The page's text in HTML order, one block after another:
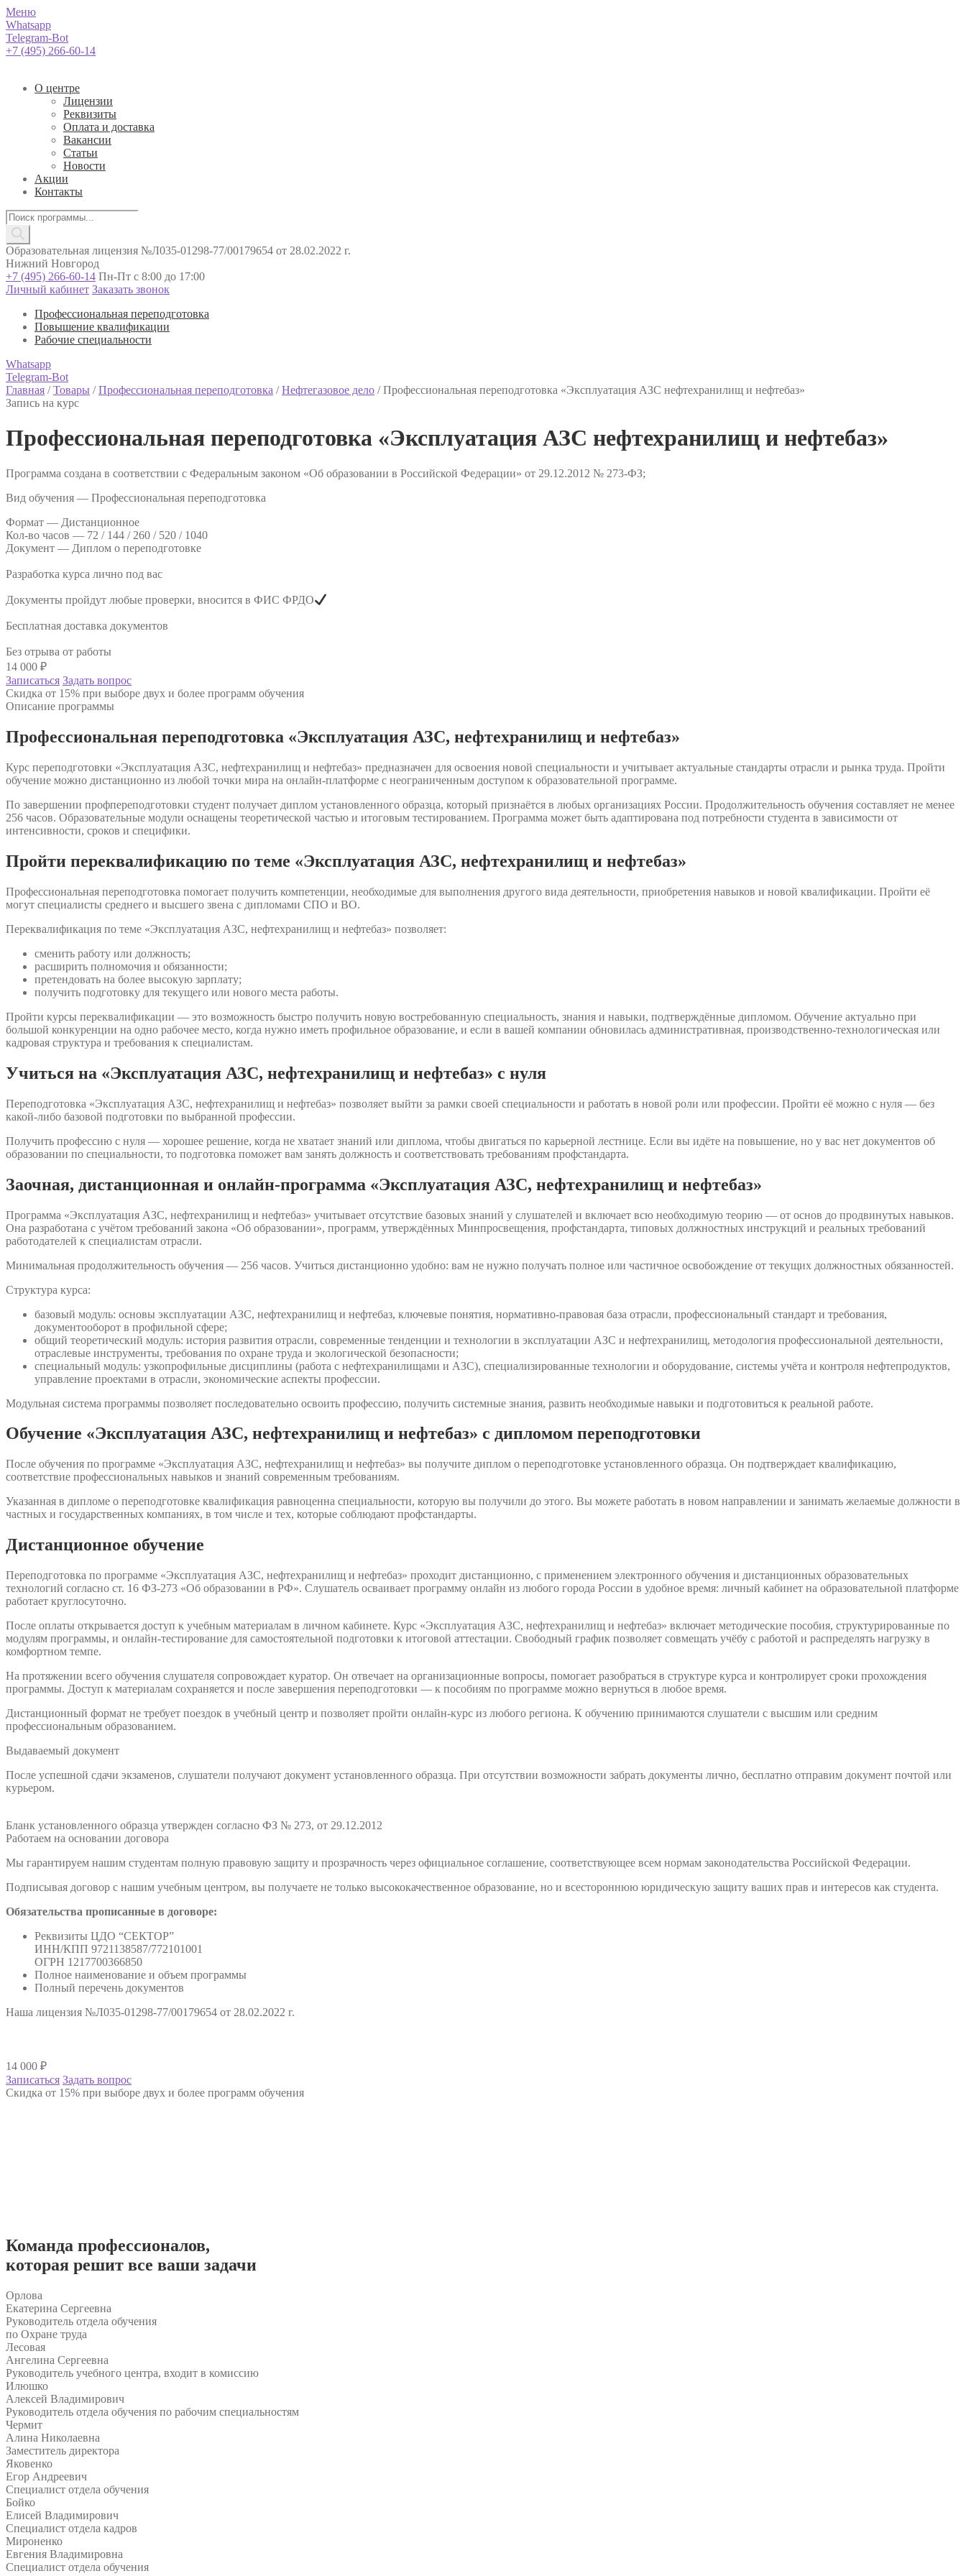
Меню
Whatsapp
Telegram-Bot
+7 (495) 266-60-14
О центре
Лицензии
Реквизиты
Оплата и доставка
Вакансии
Статьи
Новости
Акции
Контакты
Поиск
товаров
Образовательная лицензия №Л035-01298-77/00179654 от 28.02.2022 г.
Нижний Новгород
+7 (495) 266-60-14 Пн-Пт с 8:00 до 17:00
Личный кабинет Заказать звонок
Профессиональная переподготовка
Повышение квалификации
Рабочие специальности
Whatsapp
Telegram-Bot
Главная /Товары /Профессиональная переподготовка /Нефтегазовое дело /Профессиональная переподготовка «Эксплуатация АЗС нефтехранилищ и нефтебаз»
Запись на курс
Профессиональная переподготовка «Эксплуатация АЗС нефтехранилищ и нефтебаз»
Программа создана в соответствии с Федеральным законом «Об образовании в Российской Федерации» от 29.12.2012 № 273-ФЗ;
Вид обучения — Профессиональная переподготовка
Формат — Дистанционное
Кол-во часов — 72 / 144 / 260 / 520 / 1040
Документ — Диплом о переподготовке
Разработка курса лично под вас
Документы пройдут любые проверки, вносится в ФИС ФРДО
Бесплатная доставка документов
Без отрыва от работы
14 000 ₽
Записаться Задать вопрос
Скидка от 15% при выборе двух и более программ обучения
Описание программы
Профессиональная переподготовка «Эксплуатация АЗС, нефтехранилищ и нефтебаз»
Курс переподготовки «Эксплуатация АЗС, нефтехранилищ и нефтебаз» предназначен для освоения новой специальности и учитывает актуальные стандарты отрасли и рынка труда. Пройти
обучение можно дистанционно из любой точки мира на онлайн-платформе с неограниченным доступом к образовательной программе.
По завершении профпереподготовки студент получает диплом установленного образца, который признаётся в любых организациях России. Продолжительность обучения составляет не менее
256 часов. Образовательные модули оснащены теоретической частью и итоговым тестированием. Программа может быть адаптирована под потребности студента в зависимости от
интенсивности, сроков и специфики.
Пройти переквалификацию по теме «Эксплуатация АЗС, нефтехранилищ и нефтебаз»
Профессиональная переподготовка помогает получить компетенции, необходимые для выполнения другого вида деятельности, приобретения навыков и новой квалификации. Пройти её
могут специалисты среднего и высшего звена с дипломами СПО и ВО.
Переквалификация по теме «Эксплуатация АЗС, нефтехранилищ и нефтебаз» позволяет:
сменить работу или должность;
расширить полномочия и обязанности;
претендовать на более высокую зарплату;
получить подготовку для текущего или нового места работы.
Пройти курсы переквалификации — это возможность быстро получить новую востребованную специальность, знания и навыки, подтверждённые дипломом. Обучение актуально при
большой конкуренции на одно рабочее место, когда нужно иметь профильное образование, и если в вашей компании обновилась административная, производственно-технологическая или
кадровая структура и требования к специалистам.
Учиться на «Эксплуатация АЗС, нефтехранилищ и нефтебаз» с нуля
Переподготовка «Эксплуатация АЗС, нефтехранилищ и нефтебаз» позволяет выйти за рамки своей специальности и работать в новой роли или профессии. Пройти её можно с нуля — без
какой-либо базовой подготовки по выбранной профессии.
Получить профессию с нуля — хорошее решение, когда не хватает знаний или диплома, чтобы двигаться по карьерной лестнице. Если вы идёте на повышение, но у вас нет документов об
образовании по специальности, то подготовка поможет вам занять должность и соответствовать требованиям профстандарта.
Заочная, дистанционная и онлайн-программа «Эксплуатация АЗС, нефтехранилищ и нефтебаз»
Программа «Эксплуатация АЗС, нефтехранилищ и нефтебаз» учитывает отсутствие базовых знаний у слушателей и включает всю необходимую теорию — от основ до продвинутых навыков.
Она разработана с учётом требований закона «Об образовании», программ, утверждённых Минпросвещения, профстандарта, типовых должностных инструкций и реальных требований
работодателей к специалистам отрасли.
Минимальная продолжительность обучения — 256 часов. Учиться дистанционно удобно: вам не нужно получать полное или частичное освобождение от текущих должностных обязанностей.
Структура курса:
базовый модуль: основы эксплуатации АЗС, нефтехранилищ и нефтебаз, ключевые понятия, нормативно-правовая база отрасли, профессиональный стандарт и требования,
документооборот в профильной сфере;
общий теоретический модуль: история развития отрасли, современные тенденции и технологии в эксплуатации АЗС и нефтехранилищ, методология профессиональной деятельности,
отраслевые инструменты, требования по охране труда и экологической безопасности;
специальный модуль: узкопрофильные дисциплины (работа с нефтехранилищами и АЗС), специализированные технологии и оборудование, системы учёта и контроля нефтепродуктов,
управление проектами в отрасли, экономические аспекты профессии.
Модульная система программы позволяет последовательно освоить профессию, получить системные знания, развить необходимые навыки и подготовиться к реальной работе.
Обучение «Эксплуатация АЗС, нефтехранилищ и нефтебаз» с дипломом переподготовки
После обучения по программе «Эксплуатация АЗС, нефтехранилищ и нефтебаз» вы получите диплом о переподготовке установленного образца. Он подтверждает квалификацию,
соответствие профессиональных навыков и знаний современным требованиям.
Указанная в дипломе о переподготовке квалификация равноценна специальности, которую вы получили до этого. Вы можете работать в новом направлении и занимать желаемые должности в
частных и государственных компаниях, в том числе и тех, которые соблюдают профстандарты.
Дистанционное обучение
Переподготовка по программе «Эксплуатация АЗС, нефтехранилищ и нефтебаз» проходит дистанционно, с применением электронного обучения и дистанционных образовательных
технологий согласно ст. 16 ФЗ-273 «Об образовании в РФ». Слушатель осваивает программу онлайн из любого города России в удобное время: личный кабинет на образовательной платформе
работает круглосуточно.
После оплаты открывается доступ к учебным материалам в личном кабинете. Курс «Эксплуатация АЗС, нефтехранилищ и нефтебаз» включает методические пособия, структурированные по
модулям программы, и онлайн-тестирование для самостоятельной подготовки к итоговой аттестации. Свободный график позволяет совмещать учёбу с работой и распределять нагрузку в
комфортном темпе.
На протяжении всего обучения слушателя сопровождает куратор. Он отвечает на организационные вопросы, помогает разобраться в структуре курса и контролирует сроки прохождения
программы. Доступ к материалам сохраняется и после завершения переподготовки — к пособиям по программе можно вернуться в любое время.
Дистанционный формат не требует поездок в учебный центр и позволяет пройти онлайн-курс из любого региона. К обучению принимаются слушатели с высшим или средним
профессиональным образованием.
Выдаваемый документ
После успешной сдачи экзаменов, слушатели получают документ установленного образца. При отсутствии возможности забрать документы лично, бесплатно отправим документ почтой или
курьером.
Бланк установленного образца утвержден согласно ФЗ № 273, от 29.12.2012
Работаем на основании договора
Мы гарантируем нашим студентам полную правовую защиту и прозрачность через официальное соглашение, соответствующее всем нормам законодательства Российской Федерации.
Подписывая договор с нашим учебным центром, вы получаете не только высококачественное образование, но и всестороннюю юридическую защиту ваших прав и интересов как студента.
Обязательства прописанные в договоре:
Реквизиты ЦДО “СЕКТОР”
ИНН/КПП 9721138587/772101001
ОГРН 1217700366850
Полное наименование и объем программы
Полный перечень документов
Наша лицензия №Л035-01298-77/00179654 от 28.02.2022 г.
14 000 ₽
Записаться Задать вопрос
Скидка от 15% при выборе двух и более программ обучения
Команда профессионалов,
которая решит все ваши задачи
Орлова
Екатерина Сергеевна
Руководитель отдела обучения
по Охране труда
Лесовая
Ангелина Сергеевна
Руководитель учебного центра, входит в комиссию
Илюшко
Алексей Владимирович
Руководитель отдела обучения по рабочим специальностям
Чермит
Алина Николаевна
Заместитель директора
Яковенко
Егор Андреевич
Специалист отдела обучения
Бойко
Елисей Владимирович
Специалист отдела кадров
Мироненко
Евгения Владимировна
Специалист отдела обучения